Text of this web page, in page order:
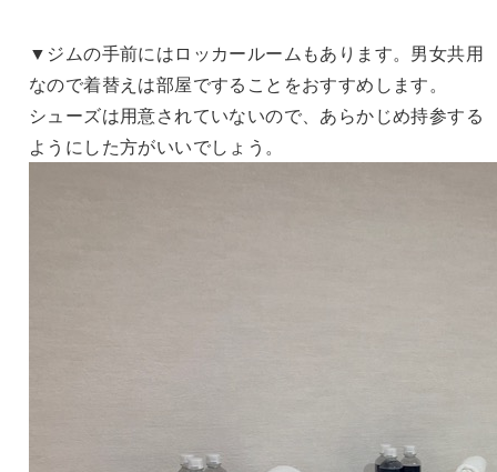
▼ジムの手前にはロッカールームもあります。男女共用
なので着替えは部屋ですることをおすすめします。
シューズは用意されていないので、あらかじめ持参する
ようにした方がいいでしょう。